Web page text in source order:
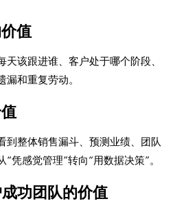
值
天该跟进谁、客户处于哪个阶段、
漏和重复劳动。
到整体销售漏斗、预测业绩、团队
凭感觉管理”转向“用数据决策”。
功团队的价值